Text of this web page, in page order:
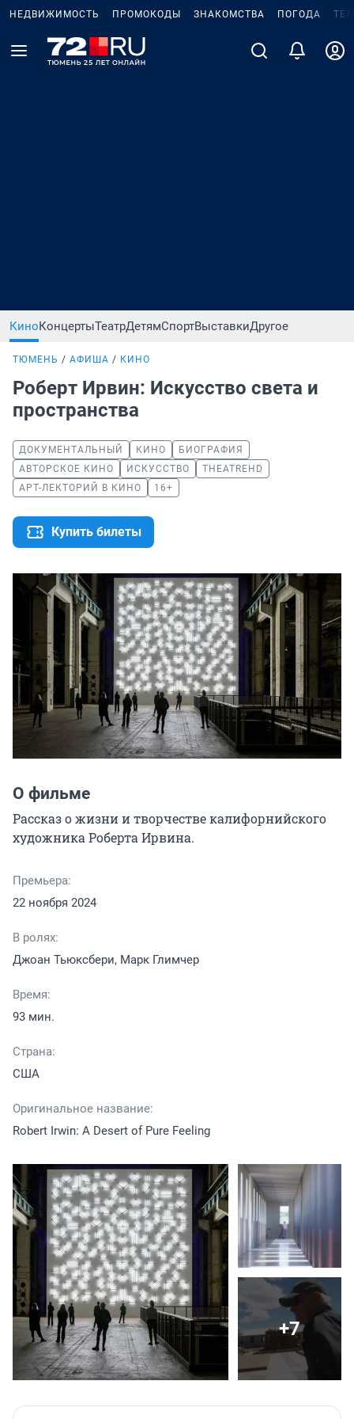
НЕДВИЖИМОСТЬ ПРОМОКОДЫ ЗНАКОМСТВА ПОГОДА
КиноКонцертыТеатрДетямСпортВыставкиДругое
ТЮМЕНЬ АФИША КИНО
Роберт Ирвин: Искусство света и
пространства
ДОКУМЕНТАЛЬНЫЙ КИНО
БИОГРАФИЯ
АВТОРСКОЕ КИНО
ИСКУССТВО
THEATREHD
АРТ-ЛЕКТОРИЙ В КИНО
16+
Купить билеты
О фильме
Рассказ о жизни и творчестве калифорнийского
художника Роберта Ирвина.
Премьера:
22 ноября 2024
В ролях:
Джоан Тьюксбери, Марк Глимчер
Время:
93 мин.
Страна:
США
Оригинальное название:
Robert Irwin: A Desert of Pure Feeling
+7